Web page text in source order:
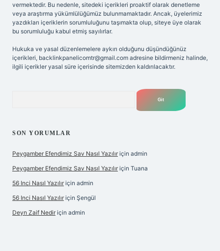
vermektedir. Bu nedenle, sitedeki içerikleri proaktif olarak denetleme
veya araştırma yükümlülüğümüz bulunmamaktadır. Ancak, üyelerimiz
yazdıkları içeriklerin sorumluluğunu taşımakta olup, siteye üye olarak
bu sorumluluğu kabul etmiş sayılırlar.
Hukuka ve yasal düzenlemelere aykırı olduğunu düşündüğünüz
içerikleri, backlinkpanelicomtr@gmail.com adresine bildirmeniz halinde,
ilgili içerikler yasal süre içerisinde sitemizden kaldırılacaktır.
SON YORUMLAR
Peygamber Efendimiz Sav Nasıl Yazılır için admin
Peygamber Efendimiz Sav Nasıl Yazılır için Tuana
56 Inci Nasıl Yazılır için admin
56 Inci Nasıl Yazılır için Şengül
Deyn Zaif Nedir için admin